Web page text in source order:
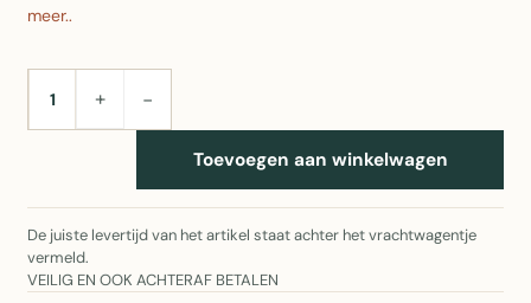
meer..
AANTAL+ −
Toevoegen aan winkelwagen
De juiste levertijd van het artikel staat achter het vrachtwagentje
vermeld.
VEILIG EN OOK ACHTERAF BETALEN